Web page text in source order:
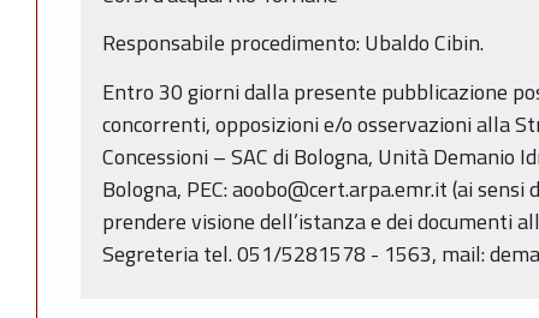
Responsabile procedimento: Ubaldo Cibin.
Entro 30 giorni dalla presente pubblicazione
concorrenti, opposizioni e/o osservazioni alla
Concessioni – SAC di Bologna, Unità Demanio
Bologna, PEC: aoobo@cert.arpa.emr.it (ai
prendere visione dell’istanza e dei documenti
Segreteria tel. 051/5281578 - 1563, mail: